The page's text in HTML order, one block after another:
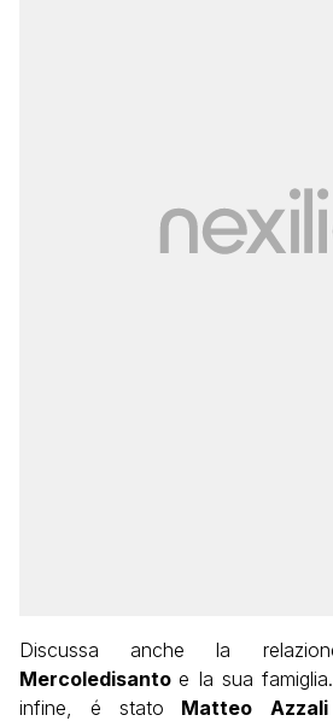
Discussa anche la
Mercoledisantoe la sua
infine, é stato Matteo Azzali